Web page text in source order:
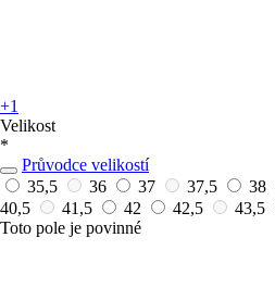
+1
Velikost
*
Průvodce velikostí
35,5
36 37 37,5 38
40,5
41,5 42 42,5 43,5
Toto pole je povinné